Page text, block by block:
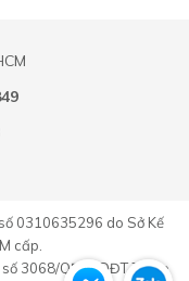
0310635296 do Sở Kế
cấp.
3068/QĐ-GDĐT-TC do